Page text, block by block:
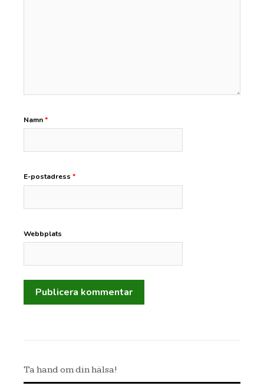
Namn*
E-postadress *
Webbplats
Ta hand om din hälsa!